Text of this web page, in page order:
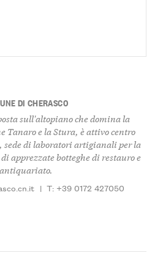
DI CHERASCO
sull'altopiano che domina la
Tanaro e la Stura, è attivo centro
sede di laboratori artigianali per la
apprezzate botteghe di restauro e
antiquariato.
| T: +39 0172 427050